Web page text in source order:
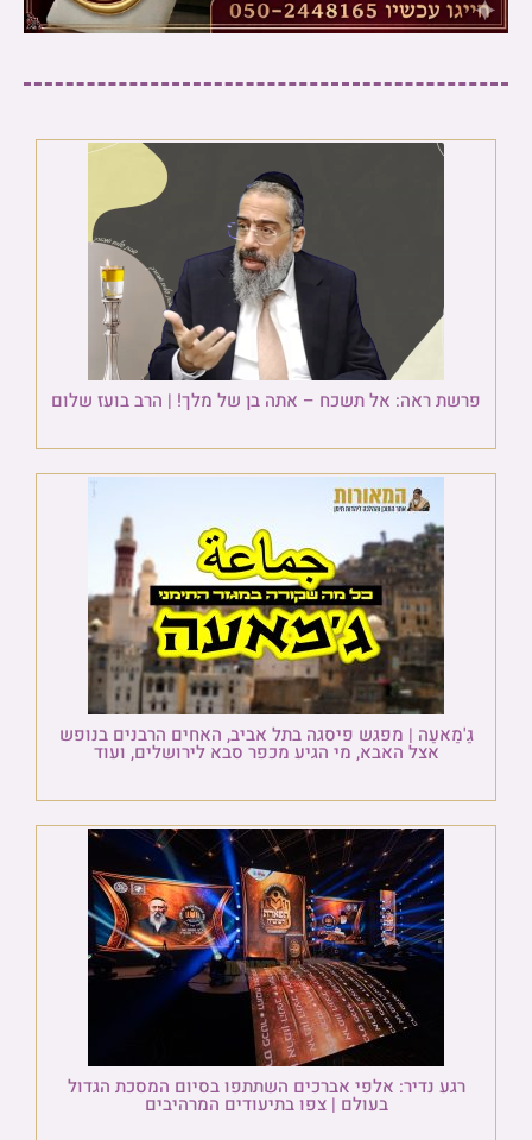
פרשת ראה: אל תשכח – אתה בן של מלך! | הרב בועז שלום
גַ'מַאעַה | מפגש פיסגה בתל אביב, האחים הרבנים בנופש
אצל האבא, מי הגיע מכפר סבא לירושלים, ועוד
רגע נדיר: אלפי אברכים השתתפו בסיום המסכת הגדול
בעולם | צפו בתיעודים המרהיבים